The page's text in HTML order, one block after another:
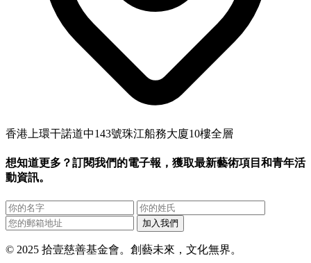
香港上環干諾道中143號珠江船務大廈10樓全層
想知道更多？訂閱我們的電子報，獲取最新藝術項目和青年活
動資訊。
加入我們
© 2025 拾壹慈善基金會。創藝未來，文化無界。